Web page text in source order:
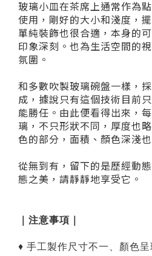
玻璃小皿​​在​茶席上通常作為
使用​，剛好的大小和淺度，​
單純裝飾也很合適，​​本身的​
印象深刻。​也為生活空間的
氛圍。 ​
和多數吹製玻璃碗盤一樣，​
成，據說只有​這個技術目前
能勝任。​ 由此便看得出來，​
璃，不只​​形狀不同，​厚度也
色的部分，面積、顏色深淺
從無到有，留下的是歷經動
態之美，請靜靜地享受它。
｜注意事項｜
♦ 手工製作尺寸不一、顏色